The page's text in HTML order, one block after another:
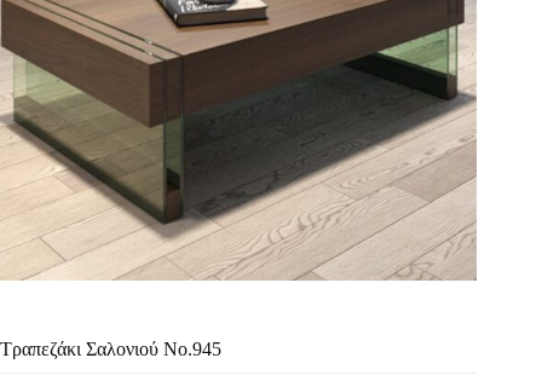
Τραπεζάκι Σαλονιού Νο.945